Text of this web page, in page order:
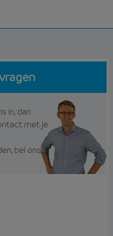
in, dan
met je
bel ons